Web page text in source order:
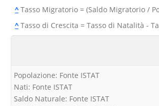
^Tasso Migratorio = (Saldo Migratorio /
^Tasso di Crescita = Tasso di Natalità -
Popolazione: Fonte ISTAT
Nati: Fonte ISTAT
Saldo Naturale: Fonte ISTAT